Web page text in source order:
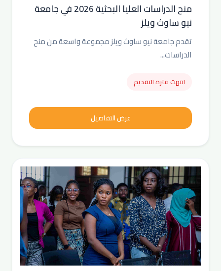
منح الدراسات العليا البحثية 2026 في جامعة
نيو ساوث ويلز
تقدم جامعة نيو ساوث ويلز مجموعة واسعة من منح
الدراسات...
انتهت فترة التقديم
عرض التفاصيل